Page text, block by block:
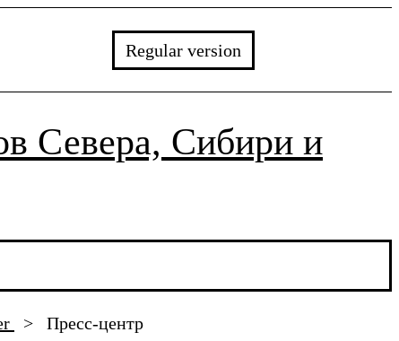
Regular version
Севера, Сибири и
> Пресс-центр